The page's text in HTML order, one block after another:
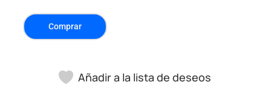
Comprar
Añadir a la lista de deseos